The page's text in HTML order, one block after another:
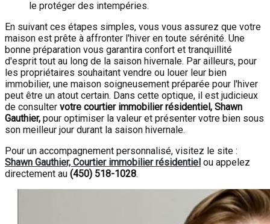
le protéger des intempéries.
En suivant ces étapes simples, vous vous assurez que votre
maison est prête à affronter l'hiver en toute sérénité. Une
bonne préparation vous garantira confort et tranquillité
d'esprit tout au long de la saison hivernale. Par ailleurs, pour
les propriétaires souhaitant vendre ou louer leur bien
immobilier, une maison soigneusement préparée pour l'hiver
peut être un atout certain. Dans cette optique, il est judicieux
de consulter votre courtier immobilier résidentiel, Shawn
Gauthier, pour optimiser la valeur et présenter votre bien sous
son meilleur jour durant la saison hivernale.
Pour un accompagnement personnalisé, visitez le site :
Shawn Gauthier, Courtier immobilier résidentiel ou appelez
directement au (450) 518-1028.